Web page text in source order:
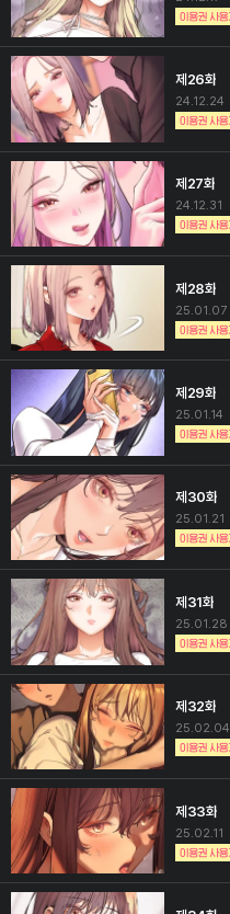
제26화
24.12.24
제27화
24.12.31
제28화
25.01.07
제29화
25.01.14
제30화
25.01.21
제31화
25.01.28
제32화
25.02.04
제33화
25.02.11